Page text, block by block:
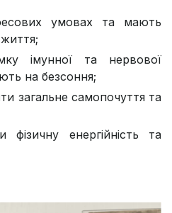
умовах та мають
імунної та нервової
на безсоння;
загальне самопочуття та
фізичну енергійність та